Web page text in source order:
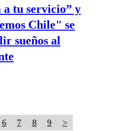
tu servicio” y
Chile" se
sueños al
6 7 8 9 >